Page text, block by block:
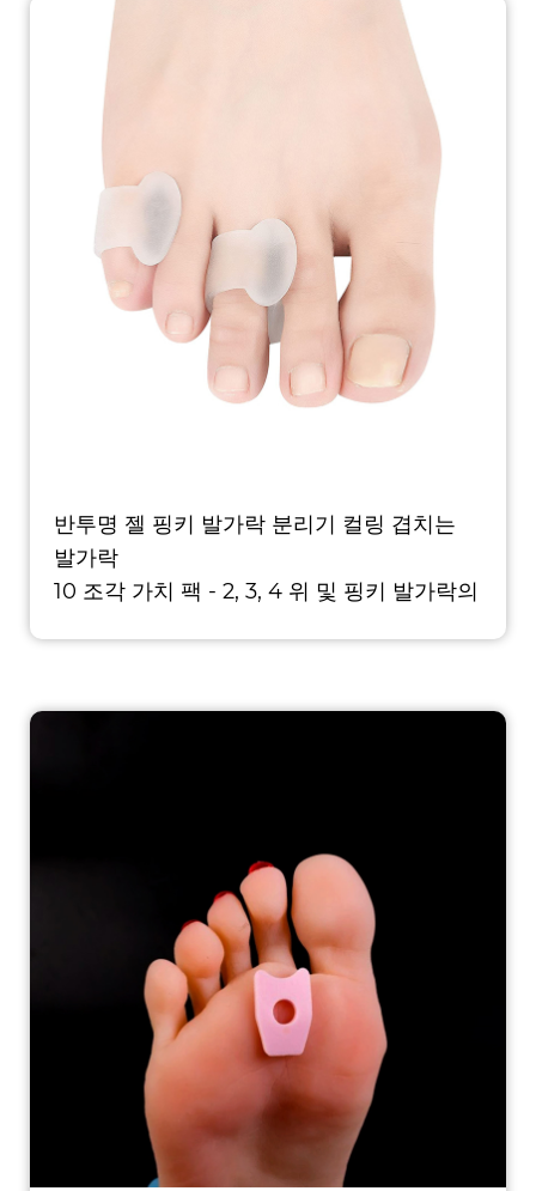
반투명 젤 핑키 발가락 분리기 컬링 겹치는
발가락
10 조각 가치 팩 - 2, 3, 4 위 및 핑키 발가락의